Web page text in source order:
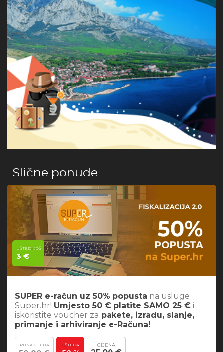
Slične ponude
SUPER e-račun uz 50% popusta na usluge
Super.hr! Umjesto 50 € platite SAMO 25 € i
iskoristite voucher za pakete, izradu, slanje,
primanje i arhiviranje e-Računa!
PUNA CIJENA UŠTEDA CIJENA
UŠTEDI JOŠ
3 €